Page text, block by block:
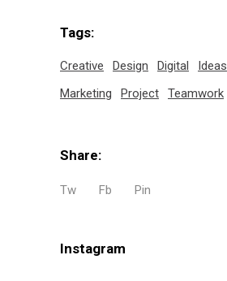
Tags:
Creative Design Digital Ideas
Marketing
Project Teamwork
Share:
Tw Fb Pin
Instagram